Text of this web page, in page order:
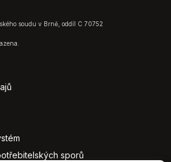
soudu v Brně, oddíl C 70752
sporů